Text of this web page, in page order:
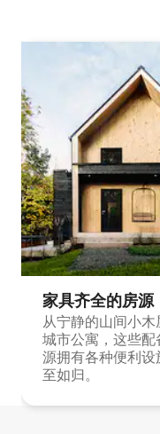
家具齐全的房源
从宁静的山间小木
城市公寓，这些
源拥有各种便利
至如归。